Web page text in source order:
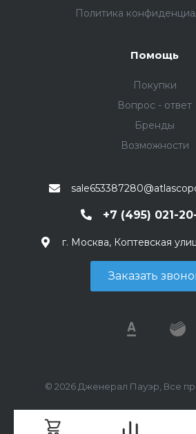
Политика
Помощь
Покупки
Вопрос - ответ
Бренды
Возможности
+7 (495) 021-
г. Москва, Коптевская
Заказать
© 2026 Дженерал Пауэр, Все